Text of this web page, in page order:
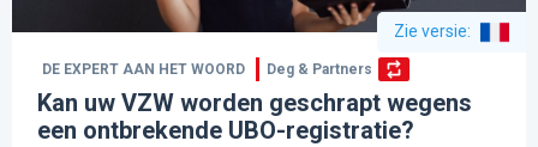
Zie versie:
DE EXPERT AAN HET WOORD Deg & Partners
Kan uw VZW worden geschrapt wegens
een ontbrekende UBO-registratie?